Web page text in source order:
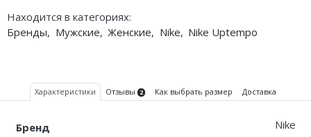
Находится в категориях:
Бренды, Мужские, Женские, Nike, Nike Uptempo
Характеристики Отзывы 2 Как выбрать размер Доставка
Бренд
Nike